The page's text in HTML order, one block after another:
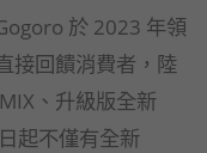
於 2023 年領
接回饋消費者，陸
、升級版全新
起不僅有全新